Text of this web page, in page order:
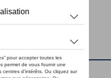
l'information que vous